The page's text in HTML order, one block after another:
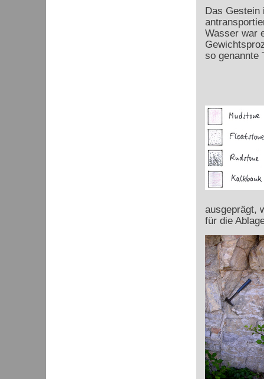
Das Gestein
Wasser war
so genannte
ausgeprägt,
für die